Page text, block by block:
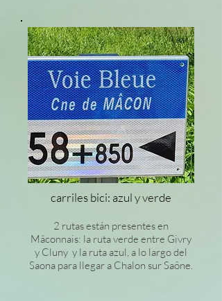
carriles bici: azul y verde
2 rutas están presentes en
Mâconnais: la ruta verde entre Givry
y Cluny y la ruta azul, a lo largo del
Saona para llegar a Chalon sur Saône.